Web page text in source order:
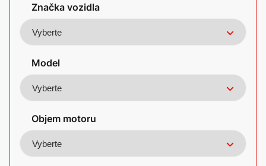
Značka vozidla
Model
Objem motoru